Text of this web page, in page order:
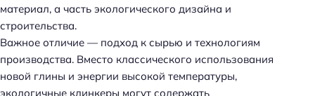
материал, а часть экологического дизайна и
строительства.
Важное отличие — подход к сырью и технологиям
производства. Вместо классического использования
новой глины и энергии высокой температуры,
экологичные клинкеры могут содержать